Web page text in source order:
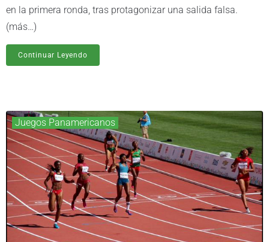
en la primera ronda, tras protagonizar una salida falsa.
(más…)
Continuar Leyendo
Juegos Panamericanos